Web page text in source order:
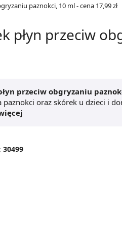
paznokci, 10 ml - cena 17,99 zł
płyn przeciw
przeciw obgryzaniu
paznokci oraz skórek u dzieci i
smaku, skutecznie
Polecany szczególnie osobom
zdrowych nawyków. Zawiera
30499